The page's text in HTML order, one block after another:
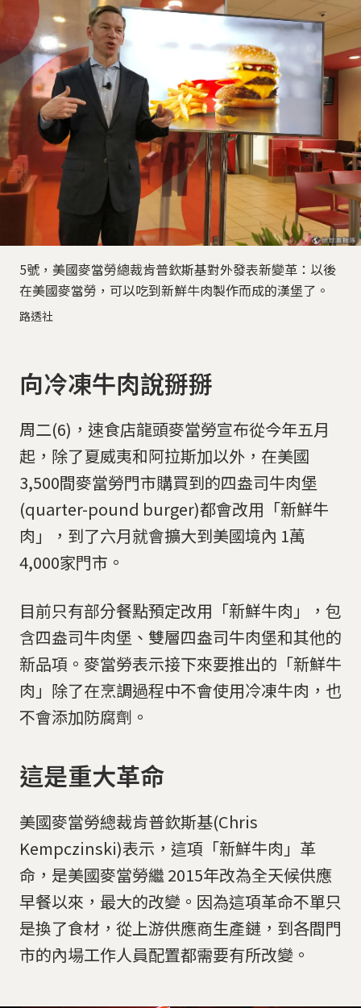
5號，美國麥當勞總裁肯普欽斯基對外發表新變革：以後
在美國麥當勞，可以吃到新鮮牛肉製作而成的漢堡了。
路透社
向冷凍牛肉說掰掰
周二(6)，速食店龍頭麥當勞宣布從今年五月
起，除了夏威夷和阿拉斯加以外，在美國
3,500間麥當勞門市購買到的四盎司牛肉堡
(quarter-pound burger)都會改用「新鮮牛
肉」，到了六月就會擴大到美國境內 1萬
4,000家門市。
目前只有部分餐點預定改用「新鮮牛肉」，包
含四盎司牛肉堡、雙層四盎司牛肉堡和其他的
新品項。麥當勞表示接下來要推出的「新鮮牛
肉」除了在烹調過程中不會使用冷凍牛肉，也
不會添加防腐劑。
這是重大革命
美國麥當勞總裁肯普欽斯基(Chris
Kempczinski)表示，這項「新鮮牛肉」革
命，是美國麥當勞繼 2015年改為全天候供應
早餐以來，最大的改變。因為這項革命不單只
是換了食材，從上游供應商生產鏈，到各間門
市的內場工作人員配置都需要有所改變。